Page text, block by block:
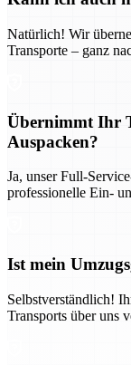
Natürlich! Wir
Transporte – ganz
Übernimmt Ihr
Auspacken?
Ja, unser Full-
professionelle Ein-
Ist mein
Selbstverständlich!
Transports über uns